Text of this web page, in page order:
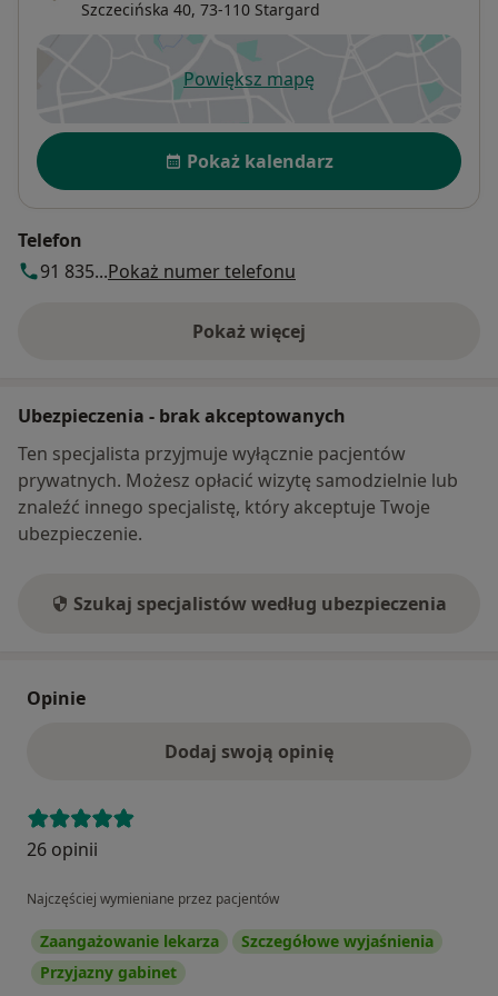
Szczecińska 40, 73-110 Stargard
Powiększ mapęotwiera się w nowej karcie
Dostępność
Pokaż kalendarz
Telefon
91 835...Pokaż numer telefonu
Pokaż więcej
o adresie
Ubezpieczenia - brak akceptowanych
Ten specjalista przyjmuje wyłącznie pacjentów
prywatnych. Możesz opłacić wizytę samodzielnie lub
znaleźć innego specjalistę, który akceptuje Twoje
ubezpieczenie.
Szukaj specjalistów według ubezpieczenia
Opinie
Dodaj swoją opinię
26 opinii
Najczęściej wymieniane przez pacjentów
Zaangażowanie lekarza
Szczegółowe wyjaśnienia
Przyjazny gabinet